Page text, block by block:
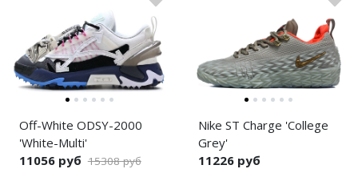
Off-White ODSY-2000
'White-Multi'
11056 руб 15308 руб
Nike ST Charge 'College
Grey'
11226 руб